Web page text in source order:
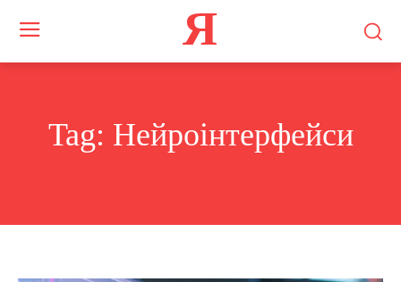
Я
Tag: Нейроінтерфейси